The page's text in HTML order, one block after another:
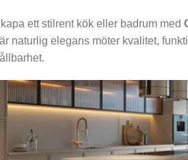
ett stilrent kök eller badrum med
naturlig elegans möter kvalitet,